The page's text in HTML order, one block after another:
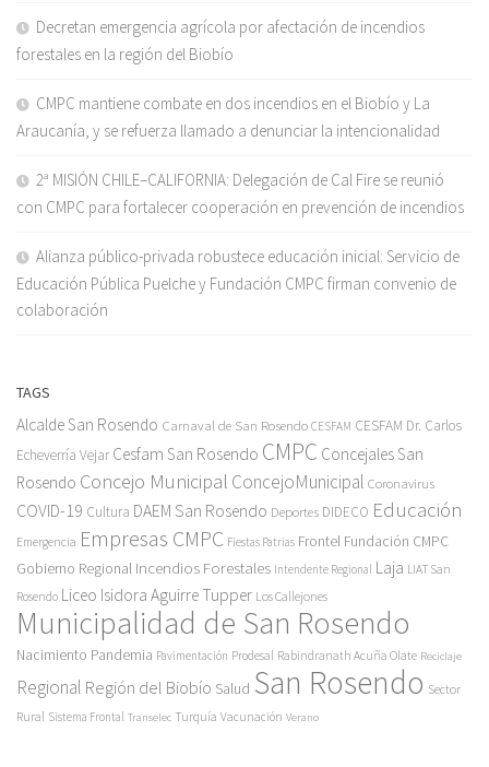
Decretan emergencia agrícola por afectación de incendios
forestales en la región del Biobío
CMPC mantiene combate en dos incendios en el Biobío y La
Araucanía, y se refuerza llamado a denunciar la intencionalidad
2ª MISIÓN CHILE–CALIFORNIA: Delegación de Cal Fire se reunió
con CMPC para fortalecer cooperación en prevención de incendios
Alianza público-privada robustece educación inicial: Servicio de
Educación Pública Puelche y Fundación CMPC firman convenio de
colaboración
TAGS
Alcalde San Rosendo Carnaval de San Rosendo CESFAM CESFAM Dr. Carlos
Echeverría Vejar Cesfam San Rosendo CMPC Concejales San
Rosendo Concejo Municipal ConcejoMunicipal Coronavirus
COVID-19 Cultura DAEM San Rosendo Deportes DIDECO Educación
Emergencia Empresas CMPC Fiestas Patrias Frontel Fundación CMPC
Gobierno Regional Incendios Forestales Intendente Regional Laja LIAT San
Rosendo Liceo Isidora Aguirre Tupper Los Callejones
Municipalidad de San Rosendo
Nacimiento Pandemia Pavimentación Prodesal Rabindranath Acuña Olate Reciclaje
Regional Región del Biobío Salud San Rosendo Sector
Rural Sistema Frontal Transelec Turquía Vacunación Verano